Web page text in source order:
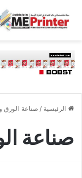
الرئيسية / صناعة الورق
صناعة